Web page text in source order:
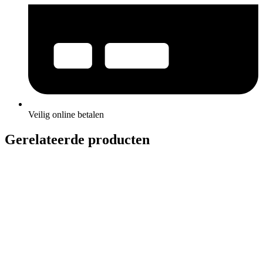
Veilig online betalen
Gerelateerde producten